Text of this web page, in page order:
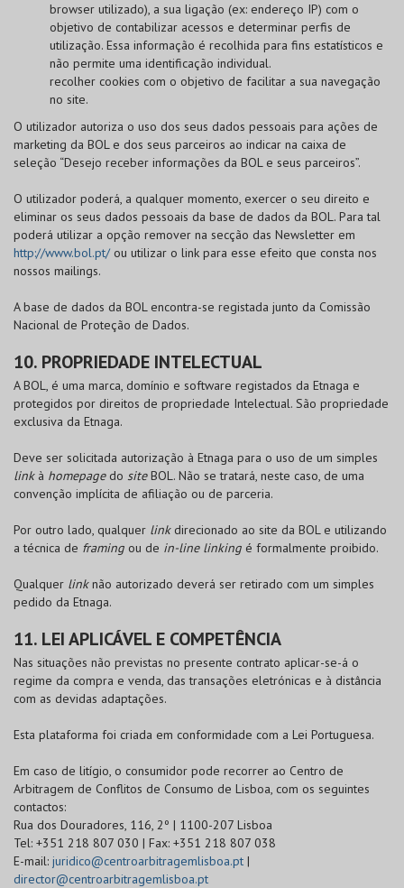
browser utilizado), a sua ligação (ex: endereço IP) com o
objetivo de contabilizar acessos e determinar perfis de
utilização. Essa informação é recolhida para fins estatísticos e
não permite uma identificação individual.
recolher cookies com o objetivo de facilitar a sua navegação
no site.
O utilizador autoriza o uso dos seus dados pessoais para ações de
marketing da BOLe dos seus parceiros ao indicar na caixa de
seleção “Desejo receber informações da BOLe seus parceiros”.
O utilizador poderá, a qualquer momento, exercer o seu direito e
eliminar os seus dados pessoais da base de dados da BOL. Para tal
poderá utilizar a opção remover na secção das Newsletter em
http://www.bol.pt/ou utilizar o link para esse efeito que consta nos
nossos mailings.
A base de dados da BOLencontra-se registada junto da Comissão
Nacional de Proteção de Dados.
10. PROPRIEDADE INTELECTUAL
ABOL, é uma marca, domínio e software registados da Etnaga e
protegidos por direitos de propriedade Intelectual. São propriedade
exclusiva da Etnaga.
Deve ser solicitada autorização à Etnaga para o uso de um simples
linkà homepagedo site BOL. Não se tratará, neste caso, de uma
convenção implícita de afiliação ou de parceria.
Por outro lado, qualquer linkdirecionado ao site da BOLe utilizando
a técnica de framing ou de in-line linking é formalmente proibido.
Qualquer linknão autorizado deverá ser retirado com um simples
pedido da Etnaga.
11. LEI APLICÁVEL E COMPETÊNCIA
Nas situações não previstas no presente contrato aplicar-se-á o
regime da compra e venda, das transações eletrónicas e à distância
com as devidas adaptações.
Esta plataforma foi criada em conformidade com a Lei Portuguesa.
Em caso de litígio, o consumidor pode recorrer ao Centro de
Arbitragem de Conflitos de Consumo de Lisboa, com os seguintes
contactos:
Rua dos Douradores, 116, 2º | 1100-207 Lisboa
Tel: +351 218 807 030 | Fax: +351 218 807 038
E-mail: juridico@centroarbitragemlisboa.pt |
director@centroarbitragemlisboa.pt